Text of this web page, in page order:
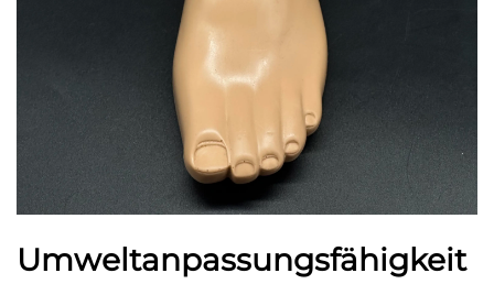
Umweltanpassungsfähigkeit